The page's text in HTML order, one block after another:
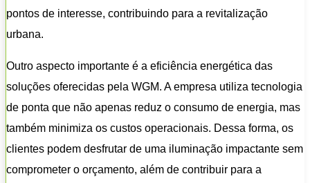
pontos de interesse, contribuindo para a revitalização
urbana.
Outro aspecto importante é a eficiência energética das
soluções oferecidas pela WGM. A empresa utiliza tecnologia
de ponta que não apenas reduz o consumo de energia, mas
também minimiza os custos operacionais. Dessa forma, os
clientes podem desfrutar de uma iluminação impactante sem
comprometer o orçamento, além de contribuir para a